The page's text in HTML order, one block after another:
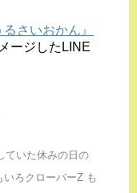
さいおかん』
ージしたLINE
ていた休みの日の
ろクローバーZ も